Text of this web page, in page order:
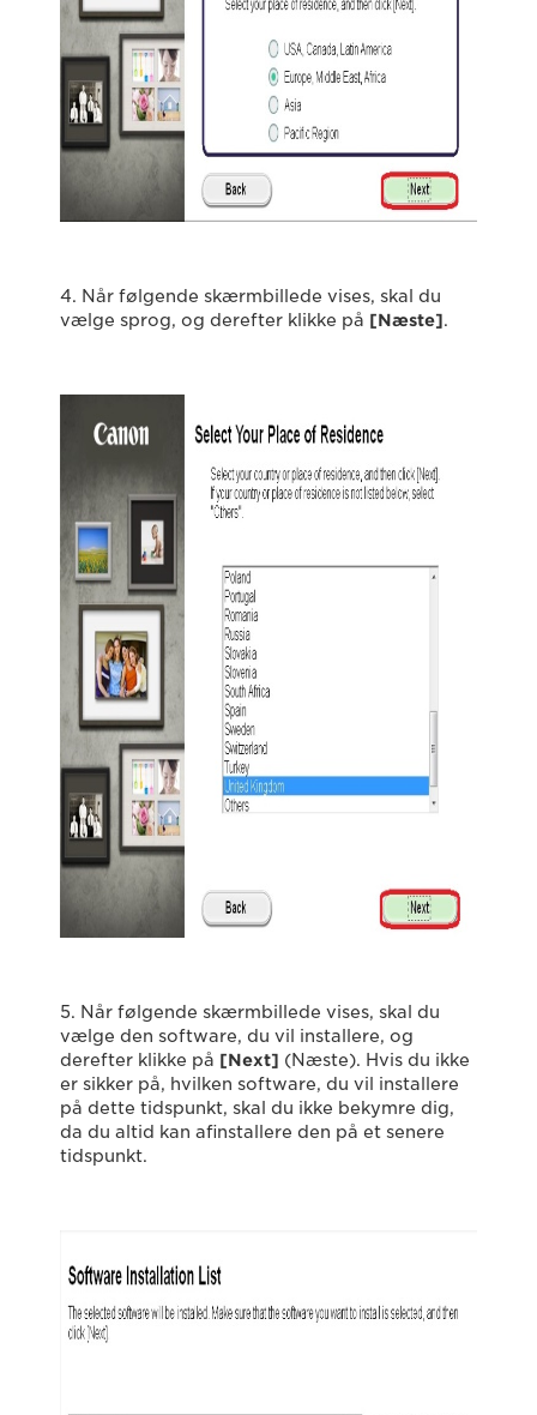
4. Når følgende skærmbillede vises, skal du
vælge sprog, og derefter klikke på [Næste].
5. Når følgende skærmbillede vises, skal du
vælge den software, du vil installere, og
derefter klikke på [Next] (Næste). Hvis du ikke
er sikker på, hvilken software, du vil installere
på dette tidspunkt, skal du ikke bekymre dig,
da du altid kan afinstallere den på et senere
tidspunkt.